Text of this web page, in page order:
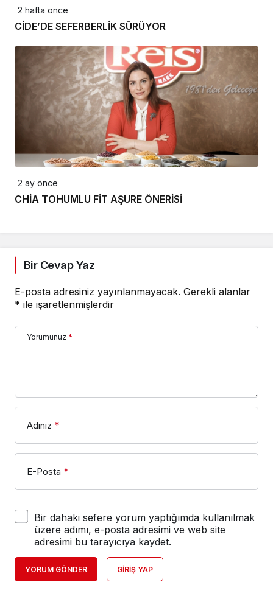
2 hafta önce
CİDE’DE SEFERBERLİK SÜRÜYOR
2 ay önce
CHİA TOHUMLU FİT AŞURE ÖNERİSİ
Bir Cevap Yaz
E-posta adresiniz yayınlanmayacak. Gerekli alanlar
* ile işaretlenmişlerdir
Yorumunuz *
Adınız *
E-Posta *
Bir dahaki sefere yorum yaptığımda kullanılmak
üzere adımı, e-posta adresimi ve web site
adresimi bu tarayıcıya kaydet.
YORUM GÖNDER GIRIŞ YAP